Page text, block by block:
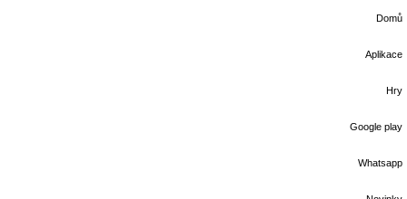
Domů
Aplikace
Hry
Google play
Whatsapp